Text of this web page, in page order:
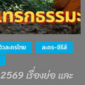
วละครไทย
ละคร-ซีรีส์
เรื่องย่อ และ